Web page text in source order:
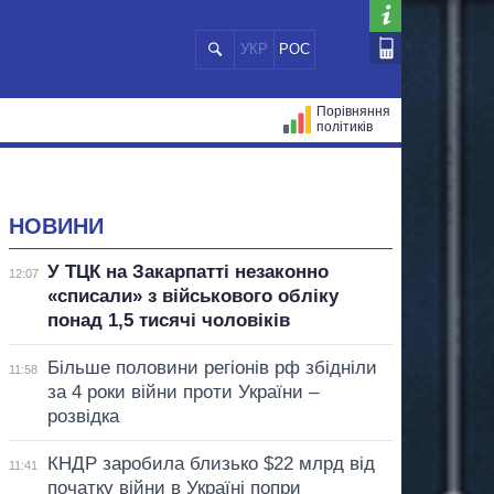
УКР РОС
Порівняння
політиків
НОВИНИ
12:07
У ТЦК на Закарпатті незаконно
«списали» з військового обліку
понад 1,5 тисячі чоловіків
11:58
Більше половини регіонів рф збідніли
за 4 роки війни проти України –
розвідка
11:41
КНДР заробила близько $22 млрд від
початку війни в Україні попри